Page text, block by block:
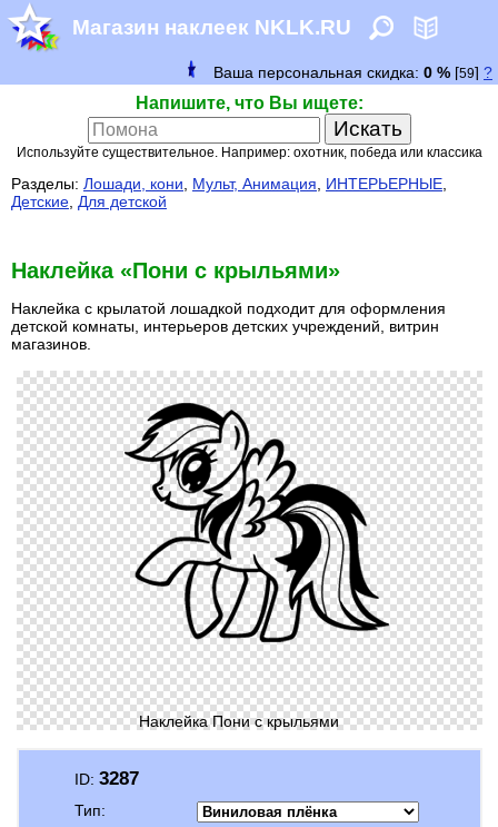
Магазин наклеек NKLK.RU
Напишите, что Вы ищете:
Используйте существительное. Например: охотник, победа или классика
Разделы: Лошади, кони Мульт, Анимация ИНТЕРЬЕРНЫЕ
Детские Для детской
Наклейка «Пони с крыльями»
Наклейка с крылатой лошадкой подходит для оформления
детской комнаты, интерьеров детских учреждений, витрин
магазинов.
Наклейка Пони с крыльями
ID: 3287
Тип: